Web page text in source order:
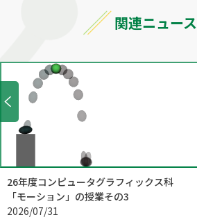
関連ニュース
26年度コンピュータグラフィックス科
「モーション」の授業その3
2026/07/31